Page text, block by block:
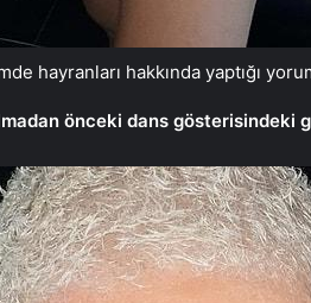
hayranları hakkında yaptığı
önceki dans gösterisindeki